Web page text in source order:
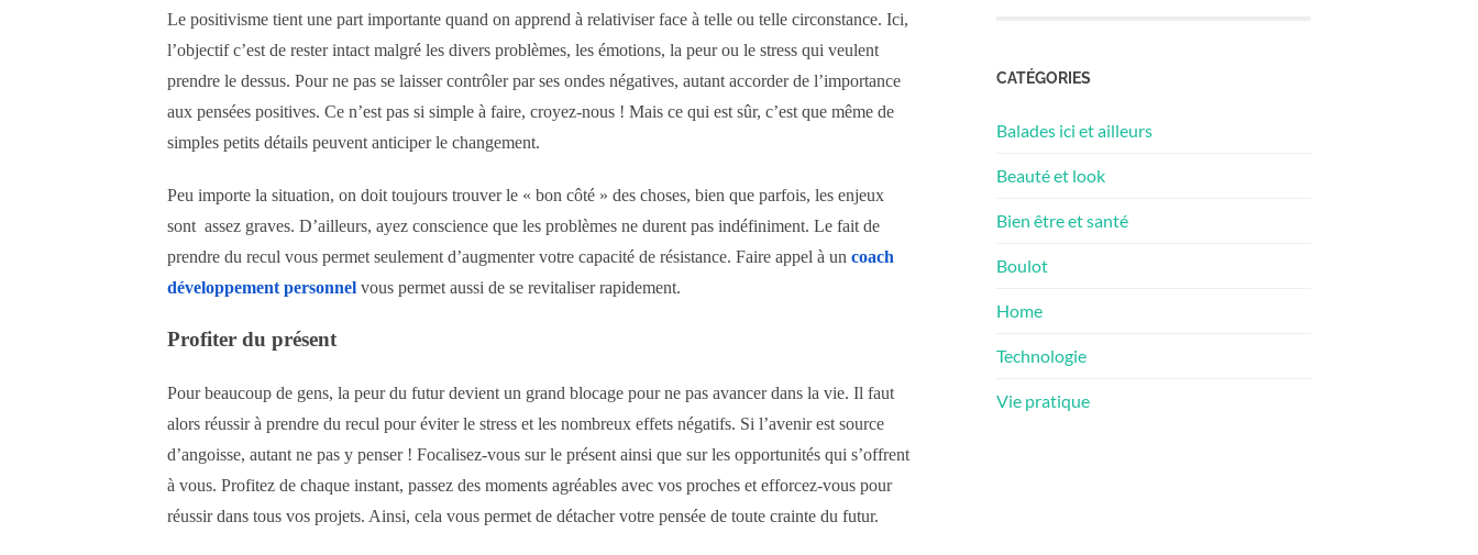
Le positivisme tient une part importante quand on apprend à relativiser face à telle ou telle circonstance. Ici,
l’objectif c’est de rester intact malgré les divers problèmes, les émotions, la peur ou le stress qui veulent
prendre le dessus. Pour ne pas se laisser contrôler par ses ondes négatives, autant accorder de l’importance
aux pensées positives. Ce n’est pas si simple à faire, croyez-nous ! Mais ce qui est sûr, c’est que même de
simples petits détails peuvent anticiper le changement.
Peu importe la situation, on doit toujours trouver le « bon côté » des choses, bien que parfois, les enjeux
sont assez graves. D’ailleurs, ayez conscience que les problèmes ne durent pas indéfiniment. Le fait de
prendre du recul vous permet seulement d’augmenter votre capacité de résistance. Faire appel à un coach
développement personnel vous permet aussi de se revitaliser rapidement.
Profiter du présent
Pour beaucoup de gens, la peur du futur devient un grand blocage pour ne pas avancer dans la vie. Il faut
alors réussir à prendre du recul pour éviter le stress et les nombreux effets négatifs. Si l’avenir est source
d’angoisse, autant ne pas y penser ! Focalisez-vous sur le présent ainsi que sur les opportunités qui s’offrent
à vous. Profitez de chaque instant, passez des moments agréables avec vos proches et efforcez-vous pour
réussir dans tous vos projets. Ainsi, cela vous permet de détacher votre pensée de toute crainte du futur.
CATÉGORIES
Balades ici et ailleurs
Beauté et look
Bien être et santé
Boulot
Home
Technologie
Vie pratique